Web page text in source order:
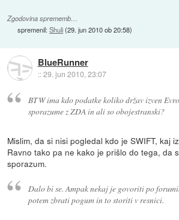
Zgodovina sprememb…
spremenil:Shuli(29. jun 2010 ob 20:58)
BlueRunner
::29. jun 2010, 23:07
BTW ima kdo podatke koliko držav izven
sporazume z ZDA in ali so obojestranski?
Mislim, da si nisi pogledal kdo je SWIFT, kaj
Ravno tako pa ne kako je prišlo do tega, da
sporazum.
Dalo bi se. Ampak nekaj je govoriti po
potem zbrati pogum in to storiti v resnici.